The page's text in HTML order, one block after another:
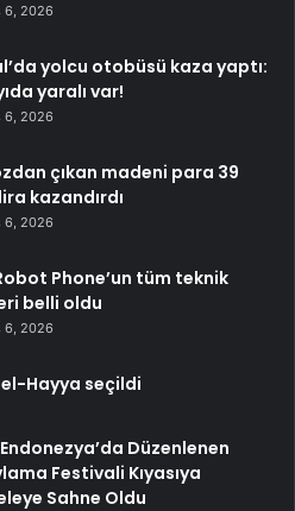
6, 2026
yolcu otobüsü kaza yaptı:
yaralı var!
6, 2026
çıkan madeni para 39
kazandırdı
6, 2026
Phone’un tüm teknik
belli oldu
6, 2026
el-Hayya seçildi
Düzenlenen
Festivali Kıyasıya
Sahne Oldu